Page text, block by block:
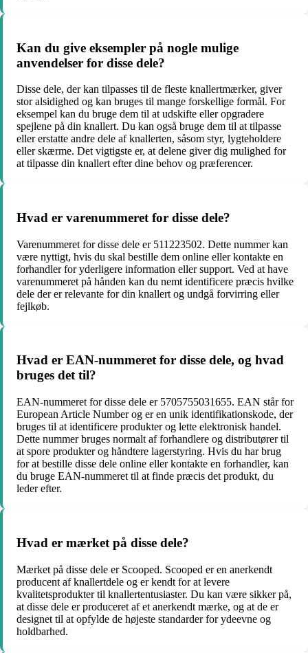
Kan du give eksempler på nogle mulige
anvendelser for disse dele?
Disse dele, der kan tilpasses til de fleste knallertmærker, giver
stor alsidighed og kan bruges til mange forskellige formål. For
eksempel kan du bruge dem til at udskifte eller opgradere
spejlene på din knallert. Du kan også bruge dem til at tilpasse
eller erstatte andre dele af knallerten, såsom styr, lygteholdere
eller skærme. Det vigtigste er, at delene giver dig mulighed for
at tilpasse din knallert efter dine behov og præferencer.
Hvad er varenummeret for disse dele?
Varenummeret for disse dele er 511223502. Dette nummer kan
være nyttigt, hvis du skal bestille dem online eller kontakte en
forhandler for yderligere information eller support. Ved at have
varenummeret på hånden kan du nemt identificere præcis hvilke
dele der er relevante for din knallert og undgå forvirring eller
fejlkøb.
Hvad er EAN-nummeret for disse dele, og hvad
bruges det til?
EAN-nummeret for disse dele er 5705755031655. EAN står for
European Article Number og er en unik identifikationskode, der
bruges til at identificere produkter og lette elektronisk handel.
Dette nummer bruges normalt af forhandlere og distributører til
at spore produkter og håndtere lagerstyring. Hvis du har brug
for at bestille disse dele online eller kontakte en forhandler, kan
du bruge EAN-nummeret til at finde præcis det produkt, du
leder efter.
Hvad er mærket på disse dele?
Mærket på disse dele er Scooped. Scooped er en anerkendt
producent af knallertdele og er kendt for at levere
kvalitetsprodukter til knallertentusiaster. Du kan være sikker på,
at disse dele er produceret af et anerkendt mærke, og at de er
designet til at opfylde de højeste standarder for ydeevne og
holdbarhed.